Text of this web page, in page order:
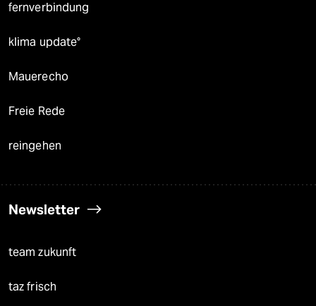
fernverbindung
klima update°
Mauerecho
Freie Rede
reingehen
Newsletter
team zukunft
taz frisch